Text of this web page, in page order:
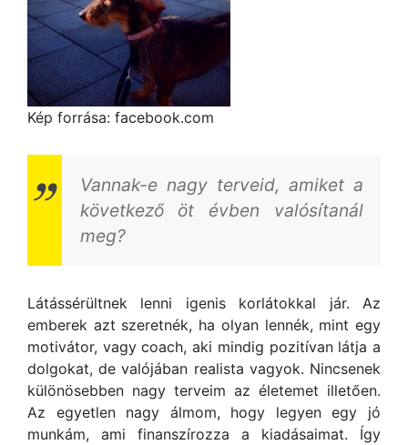
Kép forrása: facebook.com
Vannak-e nagy terveid, amiket a
következő öt évben valósítanál
meg?
Látássérültnek lenni igenis korlátokkal jár. Az
emberek azt szeretnék, ha olyan lennék, mint egy
motivátor, vagy coach, aki mindig pozitívan látja a
dolgokat, de valójában realista vagyok. Nincsenek
különösebben nagy terveim az életemet illetően.
Az egyetlen nagy álmom, hogy legyen egy jó
munkám, ami finanszírozza a kiadásaimat. Így